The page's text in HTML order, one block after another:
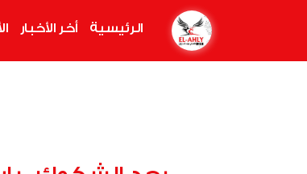
الرئيسية أخر الأخبار